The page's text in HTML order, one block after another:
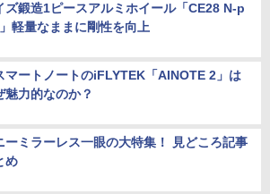
ズ鍛造1ピースアルミホイール「CE28 N-p
軽量なままに剛性を向上
マートノートのiFLYTEK「AINOTE 2」は
魅力的なのか？
ーミラーレス一眼の大特集！ 見どころ記事
め